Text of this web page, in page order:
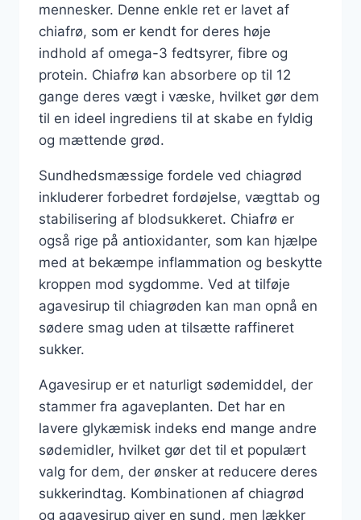
mennesker. Denne enkle ret er lavet af
chiafrø, som er kendt for deres høje
indhold af omega-3 fedtsyrer, fibre og
protein. Chiafrø kan absorbere op til 12
gange deres vægt i væske, hvilket gør dem
til en ideel ingrediens til at skabe en fyldig
og mættende grød.
Sundhedsmæssige fordele ved chiagrød
inkluderer forbedret fordøjelse, vægttab og
stabilisering af blodsukkeret. Chiafrø er
også rige på antioxidanter, som kan hjælpe
med at bekæmpe inflammation og beskytte
kroppen mod sygdomme. Ved at tilføje
agavesirup til chiagrøden kan man opnå en
sødere smag uden at tilsætte raffineret
sukker.
Agavesirup er et naturligt sødemiddel, der
stammer fra agaveplanten. Det har en
lavere glykæmisk indeks end mange andre
sødemidler, hvilket gør det til et populært
valg for dem, der ønsker at reducere deres
sukkerindtag. Kombinationen af chiagrød
og agavesirup giver en sund, men lækker